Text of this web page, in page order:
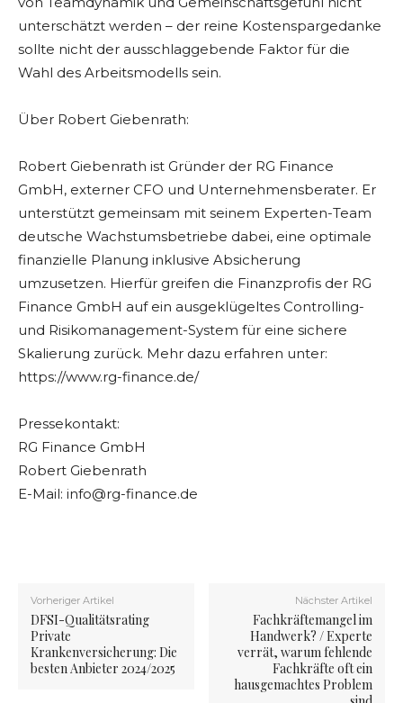
unterschätzt werden – der reine Kostenspargedanke
sollte nicht der ausschlaggebende Faktor für die
Wahl des Arbeitsmodells sein.
Über Robert Giebenrath:
Robert Giebenrath ist Gründer der RG Finance
GmbH, externer CFO und Unternehmensberater. Er
unterstützt gemeinsam mit seinem Experten-Team
deutsche Wachstumsbetriebe dabei, eine optimale
finanzielle Planung inklusive Absicherung
umzusetzen. Hierfür greifen die Finanzprofis der RG
Finance GmbH auf ein ausgeklügeltes Controlling-
und Risikomanagement-System für eine sichere
Skalierung zurück. Mehr dazu erfahren unter:
https://www.rg-finance.de/
Pressekontakt:
RG Finance GmbH
Robert Giebenrath
E-Mail: info@rg-finance.de
Vorheriger Artikel
DFSI-Qualitätsrating
Private
Krankenversicherung: Die
besten Anbieter 2024/2025
Nächster Artikel
Fachkräftemangel im
Handwerk? / Experte
verrät, warum fehlende
Fachkräfte oft ein
hausgemachtes Problem